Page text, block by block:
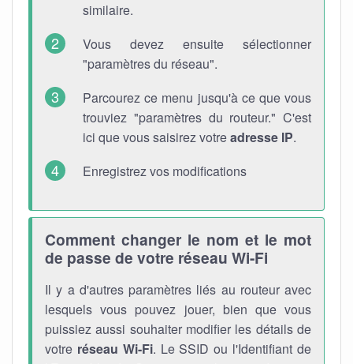
similaire.
Vous devez ensuite sélectionner
"paramètres du réseau".
Parcourez ce menu jusqu'à ce que vous
trouviez "paramètres du routeur." C'est
ici que vous saisirez votreadresse IP.
Enregistrez vos modifications
Comment changer le nom et le mot
de passe de votre réseau Wi-Fi
Il y a d'autres paramètres liés au routeur avec
lesquels vous pouvez jouer, bien que vous
puissiez aussi souhaiter modifier les détails de
votre réseau Wi-Fi. Le SSID ou l'Identifiant de